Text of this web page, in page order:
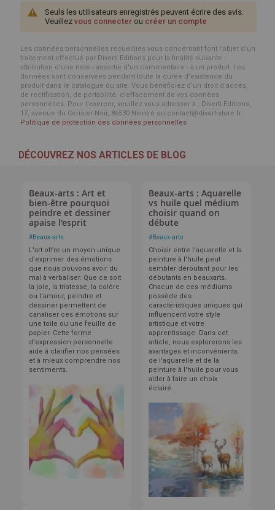
Seuls les utilisateurs enregistrés peuvent écrire des avis.
Veuillez vous connecter ou créer un compte
Les données personnelles recueillies vous concernant font l’objet d’un
traitement effectué par Diverti Editions pour la finalité suivante :
attribution d'une note - assortie d'un commentaire - à un produit. Les
données sont conservées pendant toute la durée d'existence du
produit dans le catalogue du site. Vous bénéficiez d’un droit d’accès,
de rectification, de portabilité, d’effacement de vos données
personnelles. Pour l’exercer, veuillez vous adresser à : Diverti Editions,
17, avenue du Cerisier Noir, 86530 Naintré ou contact@divertistore.fr.
Politique de protection des données personnelles
DÉCOUVREZ NOS ARTICLES DE BLOG
Beaux-arts : Art et
bien-être pourquoi
peindre et dessiner
apaise l'esprit
#Beaux-arts
L'art offre un moyen unique
d'exprimer des émotions
que nous pouvons avoir du
mal à verbaliser. Que ce soit
la joie, la tristesse, la colère
ou l'amour, peindre et
dessiner permettent de
canaliser ces émotions sur
une toile ou une feuille de
papier. Cette forme
d'expression personnelle
aide à clarifier nos pensées
et à mieux comprendre nos
sentiments.
Beaux-arts : Aquarelle
vs huile quel médium
choisir quand on
débute
#Beaux-arts
Choisir entre l'aquarelle et la
peinture à l'huile peut
sembler déroutant pour les
débutants en beauxarts.
Chacun de ces médiums
possède des
caractéristiques uniques qui
influencent votre style
artistique et votre
apprentissage. Dans cet
article, nous explorerons les
avantages et inconvénients
de l'aquarelle et de la
peinture à l'huile pour vous
aider à faire un choix
éclairé.